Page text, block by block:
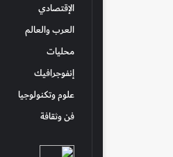
الإقتصادي
العرب والعالم
محليات
إنفوجرافيك
علوم وتكنولوجيا
فن وثقافة